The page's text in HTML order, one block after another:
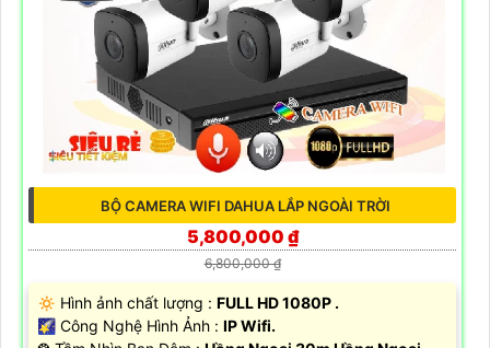
BỘ CAMERA WIFI DAHUA LẮP NGOÀI TRỜI
5,800,000 ₫
6,800,000 ₫
🔅 Hình ảnh chất lượng : FULL HD 1080P .
🌠 Công Nghệ Hình Ảnh : IP Wifi.